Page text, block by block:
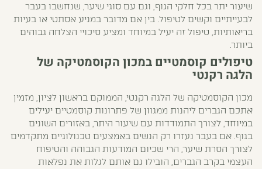
שיעור יתר בכל חלקי הגוף, וגם עם סוגי שיער, שנחשבו בעבר
לבעייתיים וקשים לטיפול. בין אם מדובר במניע אסתטי או בעיות
בריאותיות, טיפול זה יעיל במיוחד ומציע סיכויי הצלחה גבוהים
ביותר.
טיפולים קוסמטיים במכון הקוסמטיקה של
הלגה רקנטי
מכון הקוסמטיקה של הלגה רקנטי, הממוקם בראשון לציון, מזמין
אתכם הגברים ליהנות ממגוון של פתרונות קוסמטיים יעילים
במיוחד, לצורך התמודדות עם שיעור היתר, באזורים השונים
בגוף. אם בעבר נעזרו רק הנשים באמצעים טכנולוגיים מתקדמים
לצורך הסרת שיער, הרי שכיום המודעות הגבוהה והטיפוח
העצמי בקרב הגברים, הובילו גם אותם לגלות את נפלאות